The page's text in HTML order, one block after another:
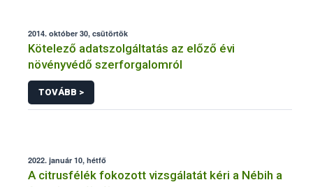
2014. október 30, csütörtök
Kötelező adatszolgáltatás az előző évi
növényvédő szerforgalomról
TOVÁBB >
2022. január 10, hétfő
A citrusfélék fokozott vizsgálatát kéri a Nébih a